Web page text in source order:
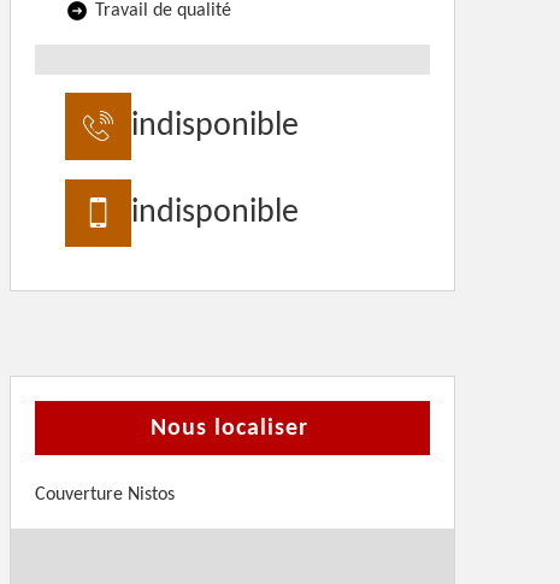
Travail de qualité
indisponible
indisponible
Nous localiser
Couverture Nistos